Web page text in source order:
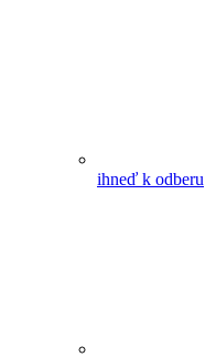
ihneď k odberu